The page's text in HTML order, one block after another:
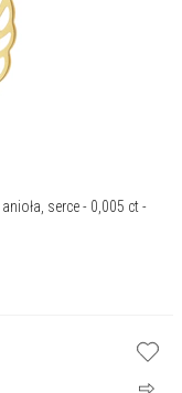
serce - 0,005 ct -